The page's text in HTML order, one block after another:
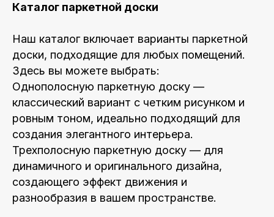
Каталог паркетной доски
Наш каталог включает варианты паркетной
доски, подходящие для любых помещений.
Здесь вы можете выбрать:
Однополосную паркетную доску —
классический вариант с четким рисунком и
ровным тоном, идеально подходящий для
создания элегантного интерьера.
Трехполосную паркетную доску — для
динамичного и оригинального дизайна,
создающего эффект движения и
разнообразия в вашем пространстве.